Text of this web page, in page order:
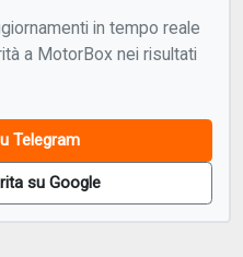
in tempo reale
a MotorBox nei risultati
Telegram
su Google